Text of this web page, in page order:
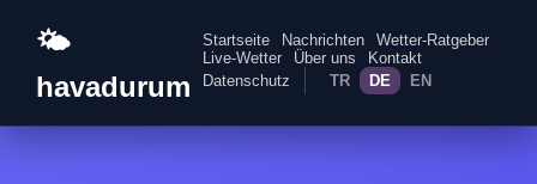
🌤️
havadurum
Startseite Nachrichten
Wetter-Ratgeber
Live-Wetter
Über uns
Kontakt
Datenschutz
TR DE EN